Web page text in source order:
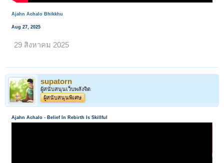
Ajahn Achalo Bhikkhu
Aug 27, 2025
29 สิงหาคม 2025
supatorn
ผู้สนับสนุนเว็บพลังจิต
ผู้สนับสนุนพิเศษ
Ajahn Achalo - Belief In Rebirth Is Skillful
< ย้อนกลับ 1 ← 3